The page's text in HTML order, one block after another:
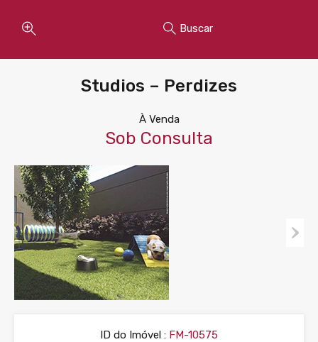
Buscar
Studios – Perdizes
À Venda
Sob Consulta
ID do Imóvel : FM-10575